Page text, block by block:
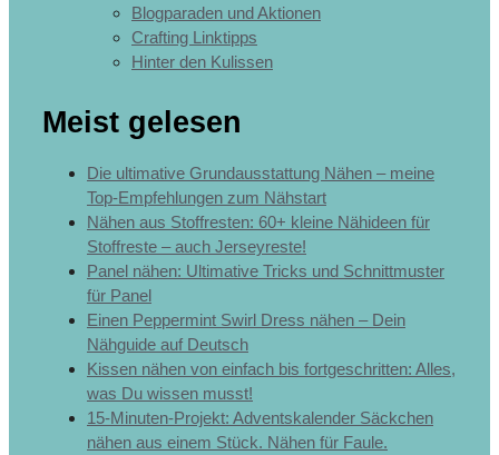
Blogparaden und Aktionen
Crafting Linktipps
Hinter den Kulissen
Meist gelesen
Die ultimative Grundausstattung Nähen – meine
Top-Empfehlungen zum Nähstart
Nähen aus Stoffresten: 60+ kleine Nähideen für
Stoffreste – auch Jerseyreste!
Panel nähen: Ultimative Tricks und Schnittmuster
für Panel
Einen Peppermint Swirl Dress nähen – Dein
Nähguide auf Deutsch
Kissen nähen von einfach bis fortgeschritten: Alles,
was Du wissen musst!
15-Minuten-Projekt: Adventskalender Säckchen
nähen aus einem Stück. Nähen für Faule.